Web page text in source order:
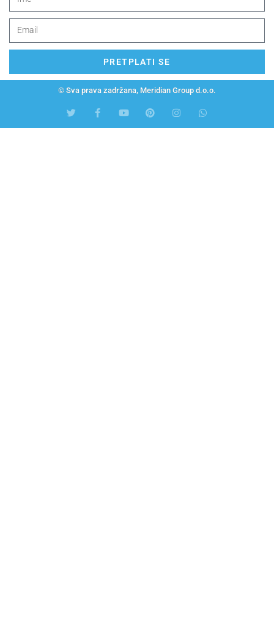
PRETPLATI SE
© Sva prava zadržana, Meridian Group d.o.o.